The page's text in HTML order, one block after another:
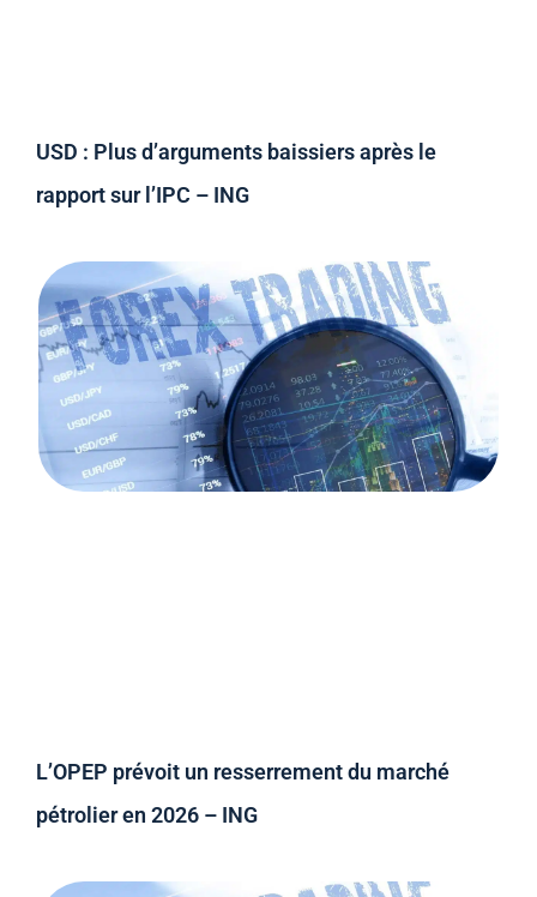
USD : Plus d’arguments baissiers après le
rapport sur l’IPC – ING
L’OPEP prévoit un resserrement du marché
pétrolier en 2026 – ING